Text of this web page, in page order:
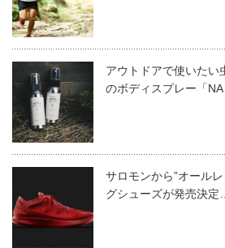
アウトドアで使いたい
のボディスプレー「
サロモンから”オール
グシューズが発売決定